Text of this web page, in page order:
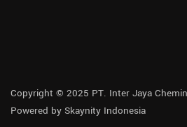
Copyright © 2025 PT. Inter Jaya
Powered by Skaynity Indonesia